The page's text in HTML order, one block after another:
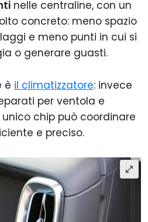
nelle centraline, con un
concreto: meno spazio
e meno punti in cui si
o generare guasti.
è il climatizzatore: invece
per ventola e
unico chip può coordinare
e preciso.